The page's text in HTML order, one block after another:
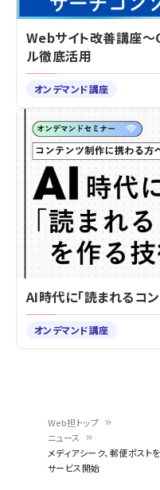
Web担トップ
ニュース
メディアシーク、郵便ポス
サービス開始
Webサイト改善講座～
ル徹底活用
オンデマンド講座
AI時代に「読まれるコ
オンデマンド講座